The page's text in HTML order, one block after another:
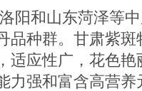
阳和山东菏泽等
品种群。甘肃紫
适应性广，花色
力强和富含高营